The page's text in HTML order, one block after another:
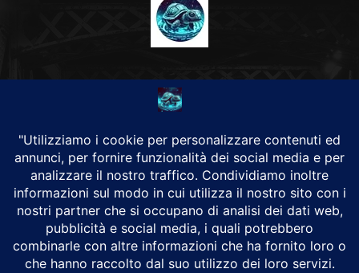
CHI SIAMO
Alground Geopolitica e Cyberwarfare.
Da una idea di Brunilde Trizio
Alground fa parte del Gruppo Trizio
SEGUICI